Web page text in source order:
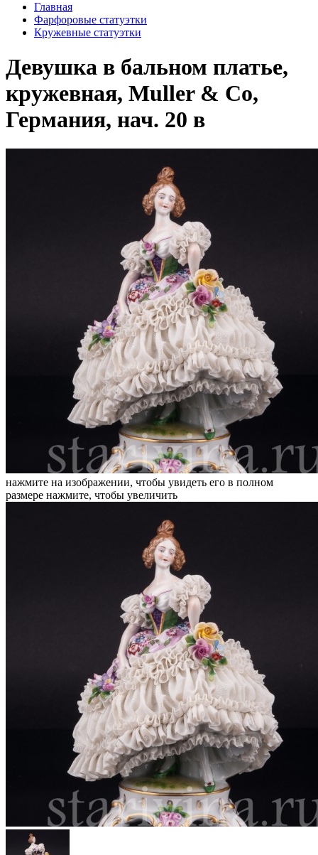
Главная
Фарфоровые статуэтки
Кружевные статуэтки
Девушка в бальном платье,
кружевная, Muller & Co,
Германия, нач. 20 в
нажмите на изображении, чтобы увидеть его в полном
размере нажмите, чтобы увеличить